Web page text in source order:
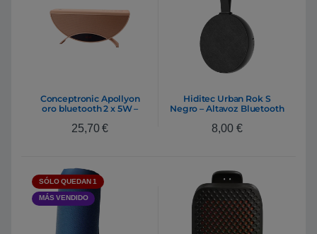
Conceptronic Apollyon
oro bluetooth 2 x 5W –
25,70€
Hiditec Urban Rok S
Negro – Altavoz Bluetooth
8,00 €
SÓLO QUEDAN 1
MÁS VENDIDO